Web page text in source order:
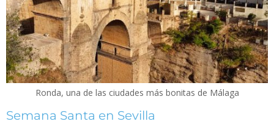
Ronda, una de las ciudades más bonitas de Málaga
Semana Santa en Sevilla